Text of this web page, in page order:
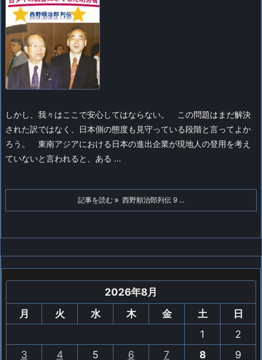
しかし、我々はここで安心してはならない。
この問題はまだ解決
された訳ではなく、日本側の態度も見守っている段階と言ってよか
ろう。
東南アジアにおける日本の進出企業が現地人の登用を考え
ていないと言われると、ある ...
記事を読む 西野順治郎列伝 9 ...
2026年8月
月
火 水 木 金 土
日
1
2
3
4 5 6 7 8
9